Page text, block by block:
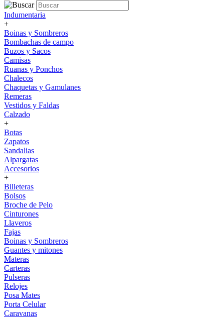
Indumentaria
+
Boinas y Sombreros
Bombachas de campo
Buzos y Sacos
Camisas
Ruanas y Ponchos
Chalecos
Chaquetas y Gamulanes
Remeras
Vestidos y Faldas
Calzado
+
Botas
Zapatos
Sandalias
Alpargatas
Accesorios
+
Billeteras
Bolsos
Broche de Pelo
Cinturones
Llaveros
Fajas
Boinas y Sombreros
Guantes y mitones
Materas
Carteras
Pulseras
Relojes
Posa Mates
Porta Celular
Caravanas